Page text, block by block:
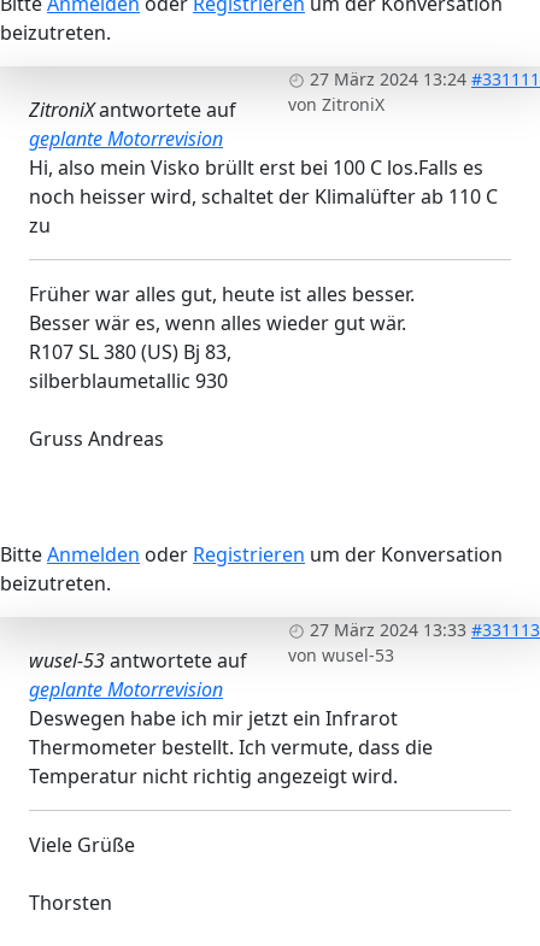
beizutreten.
27 März 2024 13:24 #331111
von ZitroniX
ZitroniXantwortete auf
geplante Motorrevision
Hi, also mein Visko brüllt erst bei 100 C los.Falls es
noch heisser wird, schaltet der Klimalüfter ab 110 C
zu
Früher war alles gut, heute ist alles besser.
Besser wär es, wenn alles wieder gut wär.
R107 SL 380 (US) Bj 83,
silberblaumetallic 930
Gruss Andreas
BitteAnmelden oder Registrieren um der Konversation
beizutreten.
27 März 2024 13:33 #331113
von wusel-53
wusel-53antwortete auf
geplante Motorrevision
Deswegen habe ich mir jetzt ein Infrarot
Thermometer bestellt. Ich vermute, dass die
Temperatur nicht richtig angezeigt wird.
Viele Grüße
Thorsten